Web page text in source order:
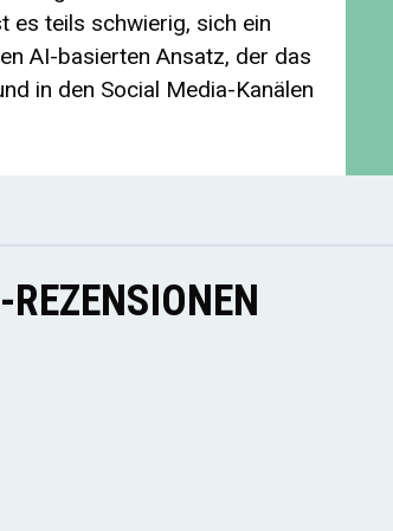
es teils schwierig, sich ein
AI-basierten Ansatz, der das
in den Social Media-Kanälen